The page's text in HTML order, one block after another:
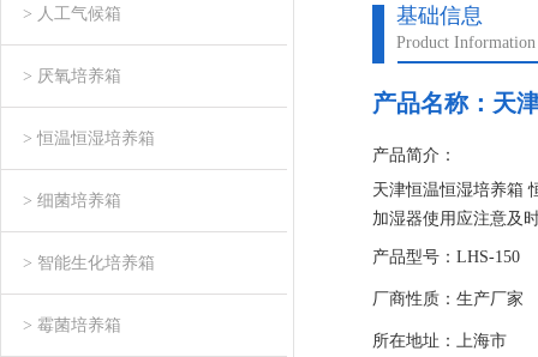
基础信息
Product Information
产品名称： 天
产品简介：
天津恒温恒湿培养箱
加湿器使用应注意及
水密封口，加入水后
产品型号：LHS-150
厂商性质：生产厂家
所在地址：上海市
> 人工气候箱
> 厌氧培养箱
> 恒温恒湿培养箱
> 细菌培养箱
> 智能生化培养箱
> 霉菌培养箱